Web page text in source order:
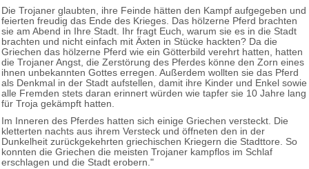
Die Trojaner glaubten, ihre Feinde hätten den Kampf aufgegeben und
feierten freudig das Ende des Krieges. Das hölzerne Pferd brachten
sie am Abend in Ihre Stadt. Ihr fragt Euch, warum sie es in die Stadt
brachten und nicht einfach mit Äxten in Stücke hackten? Da die
Griechen das hölzerne Pferd wie ein Götterbild verehrt hatten, hatten
die Trojaner Angst, die Zerstörung des Pferdes könne den Zorn eines
ihnen unbekannten Gottes erregen. Außerdem wollten sie das Pferd
als Denkmal in der Stadt aufstellen, damit ihre Kinder und Enkel sowie
alle Fremden stets daran erinnert würden wie tapfer sie 10 Jahre lang
für Troja gekämpft hatten.
Im Inneren des Pferdes hatten sich einige Griechen versteckt. Die
kletterten nachts aus ihrem Versteck und öffneten den in der
Dunkelheit zurückgekehrten griechischen Kriegern die Stadttore. So
konnten die Griechen die meisten Trojaner kampflos im Schlaf
erschlagen und die Stadt erobern."